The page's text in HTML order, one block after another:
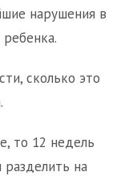
нарушения в
сколько это
то 12 недель
на